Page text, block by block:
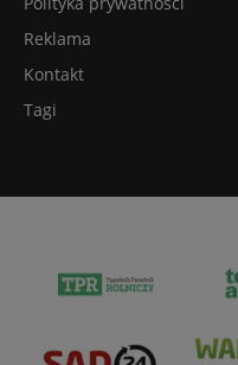
Reklama
Kontakt
Tagi